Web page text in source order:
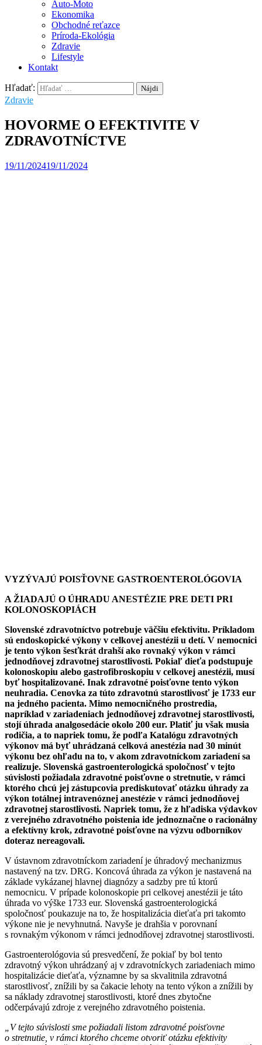
Auto-Moto
Ekonomika
Obchodné reťazce
Príroda-Ekológia
Zdravie
Lifestyle
Kontakt
Hľadať:
Zdravie
HOVORME O EFEKTIVITE V
ZDRAVOTNÍCTVE
19/11/202419/11/2024
VYZÝVAJÚ POISŤOVNE GASTROENTEROLÓGOVIA
A ŽIADAJÚ O ÚHRADU ANESTÉZIE PRE DETI PRI
KOLONOSKOPIÁCH
Slovenské zdravotníctvo potrebuje väčšiu efektivitu. Príkladom
sú endoskopické výkony v celkovej anestézii u detí. V nemocnici
je tento výkon šesťkrát drahší ako rovnaký výkon v rámci
jednodňovej zdravotnej starostlivosti. Pokiaľ dieťa podstupuje
kolonoskopiu alebo gastrofibroskopiu v celkovej anestézii, musí
byť hospitalizované. Inak zdravotné poisťovne tento výkon
neuhradia. Cenovka za túto zdravotnú starostlivosť je 1733 eur
na jedného pacienta. Mimo nemocničného prostredia,
napríklad v zariadeniach jednodňovej zdravotnej starostlivosti,
stojí úhrada analgosedácie okolo 200 eur. Platiť ju však musia
rodičia, a to napriek tomu, že podľa Katalógu zdravotných
výkonov má byť uhrádzaná celková anestézia nad 30 minút
výkonu bez ohľadu na to, v akom zdravotníckom zariadení sa
realizuje. Slovenská gastroenterologická spoločnosť v tejto
súvislosti požiadala zdravotné poisťovne o stretnutie, v rámci
ktorého chcú jej zástupcovia prediskutovať otázku úhrady za
výkon totálnej intravenóznej anestézie v rámci jednodňovej
zdravotnej starostlivosti. Napriek tomu, že z hľadiska výdavkov
z verejného zdravotného poistenia ide jednoznačne o racionálny
a efektívny krok, zdravotné poisťovne na výzvu odborníkov
doteraz nereagovali.
V ústavnom zdravotníckom zariadení je úhradový mechanizmus
nastavený na tzv. DRG. Koncová úhrada za výkon je nastavená na
základe vykázanej hlavnej diagnózy a sadzby pre tú ktorú
nemocnicu. V prípade kolonoskopie pri celkovej anestézii je táto
úhrada vo výške 1733 eur. Slovenská gastroenterologická
spoločnosť poukazuje na to, že hospitalizácia dieťaťa pri takomto
výkone nie je nevyhnutná. Navyše je drahšia v porovnaní
s rovnakým výkonom v rámci jednodňovej zdravotnej starostlivosti.
Gastroenterológovia sú presvedčení, že pokiaľ by bol tento
zdravotný výkon uhrádzaný aj v zdravotníckych zariadeniach mimo
hospitalizácie dieťaťa, významne by sa skvalitnila zdravotná
starostlivosť, znížili by sa čakacie lehoty na tento výkon a znížili by
sa náklady zdravotnej starostlivosti, ktoré dnes zbytočne
odčerpávajú zdroje z verejného zdravotného poistenia.
„V tejto súvislosti sme požiadali listom zdravotné poisťovne
o stretnutie, v rámci ktorého chceme otvoriť otázku efektivity